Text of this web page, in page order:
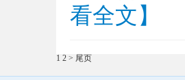
看全文】
1 2 > 尾页